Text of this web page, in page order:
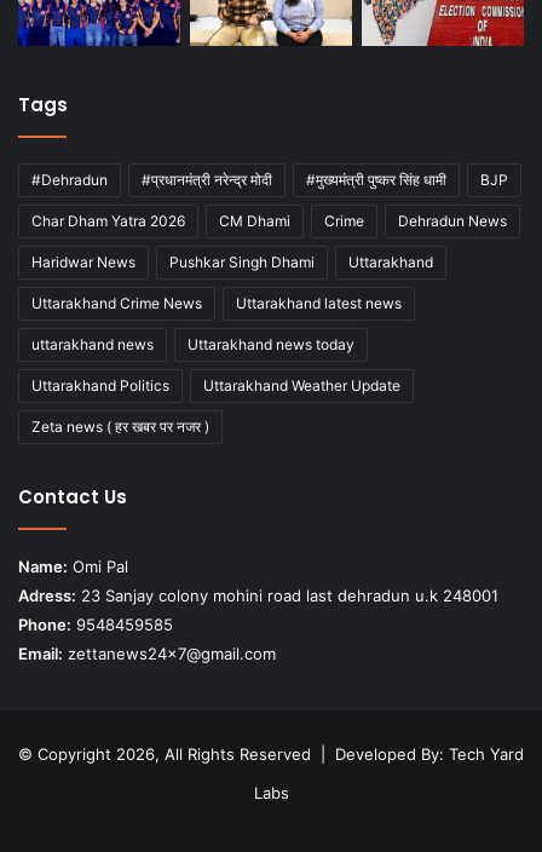
Tags
#Dehradun #प्रधानमंत्री नरेन्द्र मोदी #मुख्यमंत्री पुष्कर सिंह धामी BJP
Char Dham Yatra 2026 CM Dhami Crime Dehradun News
Haridwar News Pushkar Singh Dhami Uttarakhand
Uttarakhand Crime News Uttarakhand latest news
uttarakhand news Uttarakhand news today
Uttarakhand Politics Uttarakhand Weather Update
Zeta news ( हर खबर पर नजर )
Contact Us
Name: Omi Pal
Adress: 23 Sanjay colony mohini road last dehradun u.k 248001
Phone: 9548459585
Email: zettanews24x7@gmail.com
© Copyright 2026, All Rights Reserved | Developed By: Tech Yard
Labs